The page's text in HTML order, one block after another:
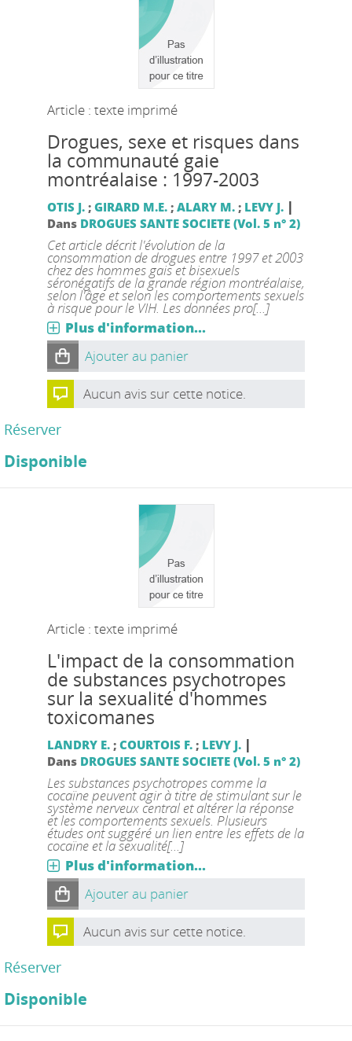
Article : texte imprimé
Drogues, sexe et risques dans
la communauté gaie
montréalaise : 1997-2003
OTIS J.; GIRARD M.E.; ALARY M.; LEVY J. |
Dans DROGUES SANTE SOCIETE (Vol. 5 n° 2)
Cet article décrit l'évolution de la
consommation de drogues entre 1997 et 2003
chez des hommes gais et bisexuels
séronégatifs de la grande région montréalaise,
selon l'âge et selon les comportements sexuels
à risque pour le VIH. Les données pro[...]
Plus d'information...
Ajouter au panier
Aucun avis sur cette notice.
Réserver
Disponible
Article : texte imprimé
L'impact de la consommation
de substances psychotropes
sur la sexualité d'hommes
toxicomanes
LANDRY E.; COURTOIS F.; LEVY J. |
Dans DROGUES SANTE SOCIETE (Vol. 5 n° 2)
Les substances psychotropes comme la
cocaïne peuvent agir à titre de stimulant sur le
système nerveux central et altérer la réponse
et les comportements sexuels. Plusieurs
études ont suggéré un lien entre les effets de la
cocaïne et la sexualité[...]
Plus d'information...
Ajouter au panier
Aucun avis sur cette notice.
Réserver
Disponible